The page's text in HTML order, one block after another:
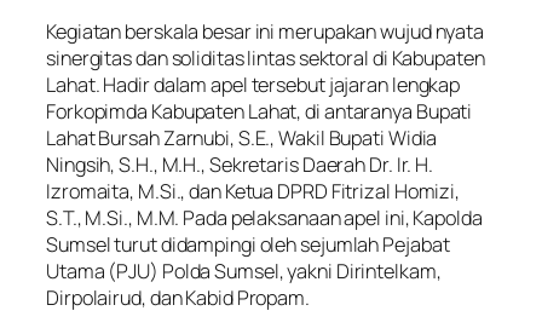
Kegiatan berskala besar ini merupakan wujud nyata
sinergitas dan soliditas lintas sektoral di Kabupaten
Lahat. Hadir dalam apel tersebut jajaran lengkap
Forkopimda Kabupaten Lahat, di antaranya Bupati
Lahat Bursah Zarnubi, S.E., Wakil Bupati Widia
Ningsih, S.H., M.H., Sekretaris Daerah Dr. Ir. H.
Izromaita, M.Si., dan Ketua DPRD Fitrizal Homizi,
S.T., M.Si., M.M. Pada pelaksanaan apel ini, Kapolda
Sumsel turut didampingi oleh sejumlah Pejabat
Utama (PJU) Polda Sumsel, yakni Dirintelkam,
Dirpolairud, dan Kabid Propam.